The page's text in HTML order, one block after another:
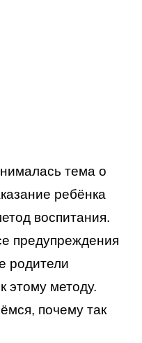
тема о
ребёнка
воспитания.
предупреждения
родители
этому методу.
почему так